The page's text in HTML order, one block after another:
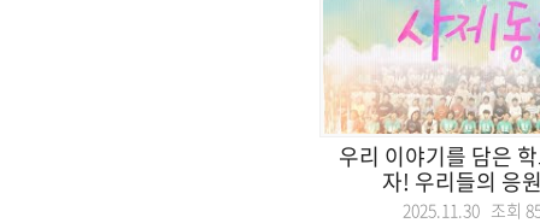
우리 이야기를 담은
자! 우리들의 응
2025.11.30 조회